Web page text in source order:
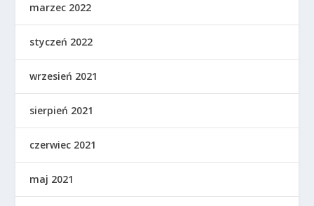
marzec 2022
styczeń 2022
wrzesień 2021
sierpień 2021
czerwiec 2021
maj 2021